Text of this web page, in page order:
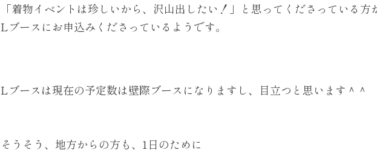
「着物イベントは珍しいから、沢山出したい！」と思ってくださっている方
Lブースにお申込みくださっているようです。
Lブースは現在の予定数は壁際ブースになりますし、目立つと思います＾＾
そうそう、地方からの方も、1日のために